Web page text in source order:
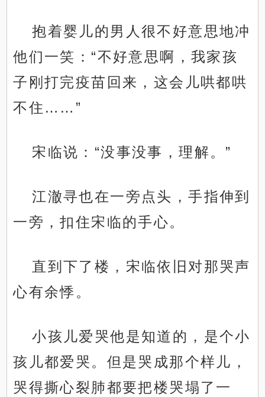
抱着婴儿的男人很不好意思地冲
他们一笑：“不好意思啊，我家孩
子刚打完疫苗回来，这会儿哄都哄
不住……”
宋临说：“没事没事，理解。”
江澈寻也在一旁点头，手指伸到
一旁，扣住宋临的手心。
直到下了楼，宋临依旧对那哭声
心有余悸。
小孩儿爱哭他是知道的，是个小
孩儿都爱哭。但是哭成那个样儿，
哭得撕心裂肺都要把楼哭塌了一